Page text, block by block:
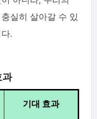
실히 살아갈 수 있
.
과
기대 효과